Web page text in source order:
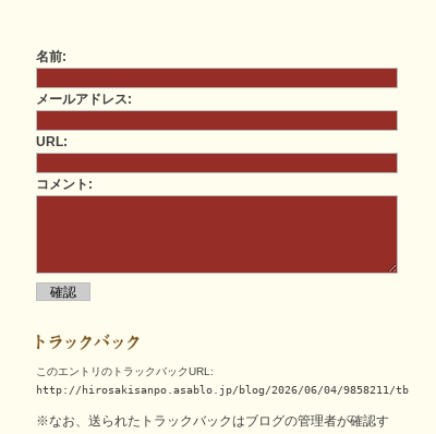
名前:
メールアドレス:
URL:
コメント:
このエントリのトラックバックURL:
http://hirosakisanpo.asablo.jp/blog/2026/06/04/9858211/tb
※なお、送られたトラックバックはブログの管理者が確認す